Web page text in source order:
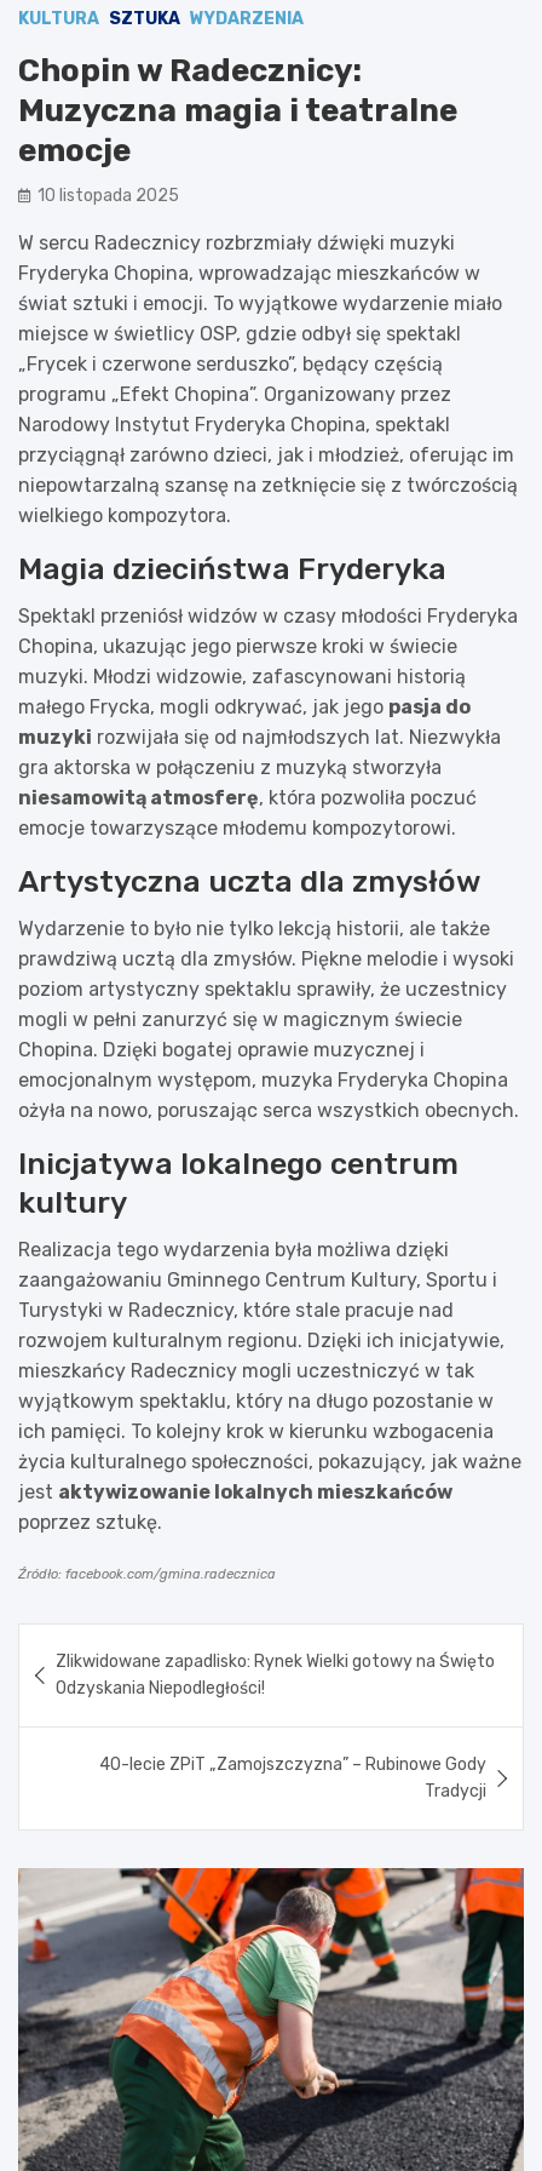
KULTURA SZTUKA WYDARZENIA
Chopin w Radecznicy:
Muzyczna magia i teatralne
emocje
10 listopada 2025
W sercu Radecznicy rozbrzmiały dźwięki muzyki
Fryderyka Chopina, wprowadzając mieszkańców w
świat sztuki i emocji. To wyjątkowe wydarzenie miało
miejsce w świetlicy OSP, gdzie odbył się spektakl
„Frycek i czerwone serduszko”, będący częścią
programu „Efekt Chopina”. Organizowany przez
Narodowy Instytut Fryderyka Chopina, spektakl
przyciągnął zarówno dzieci, jak i młodzież, oferując im
niepowtarzalną szansę na zetknięcie się z twórczością
wielkiego kompozytora.
Magia dzieciństwa Fryderyka
Spektakl przeniósł widzów w czasy młodości Fryderyka
Chopina, ukazując jego pierwsze kroki w świecie
muzyki. Młodzi widzowie, zafascynowani historią
małego Frycka, mogli odkrywać, jak jego pasja do
muzyki rozwijała się od najmłodszych lat. Niezwykła
gra aktorska w połączeniu z muzyką stworzyła
niesamowitą atmosferę, która pozwoliła poczuć
emocje towarzyszące młodemu kompozytorowi.
Artystyczna uczta dla zmysłów
Wydarzenie to było nie tylko lekcją historii, ale także
prawdziwą ucztą dla zmysłów. Piękne melodie i wysoki
poziom artystyczny spektaklu sprawiły, że uczestnicy
mogli w pełni zanurzyć się w magicznym świecie
Chopina. Dzięki bogatej oprawie muzycznej i
emocjonalnym występom, muzyka Fryderyka Chopina
ożyła na nowo, poruszając serca wszystkich obecnych.
Inicjatywa lokalnego centrum
kultury
Realizacja tego wydarzenia była możliwa dzięki
zaangażowaniu Gminnego Centrum Kultury, Sportu i
Turystyki w Radecznicy, które stale pracuje nad
rozwojem kulturalnym regionu. Dzięki ich inicjatywie,
mieszkańcy Radecznicy mogli uczestniczyć w tak
wyjątkowym spektaklu, który na długo pozostanie w
ich pamięci. To kolejny krok w kierunku wzbogacenia
życia kulturalnego społeczności, pokazujący, jak ważne
jest aktywizowanie lokalnych mieszkańców
poprzez sztukę.
Źródło: facebook.com/gmina.radecznica
wpisu
Zlikwidowane zapadlisko: Rynek Wielki gotowy na Święto
Odzyskania Niepodległości!
40-lecie ZPiT „Zamojszczyzna” – Rubinowe Gody
Tradycji